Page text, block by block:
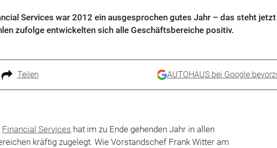
Services war 2012 ein ausgesprochen gutes Jahr – das steht
zufolge entwickelten sich alle Geschäftsbereiche positiv.
Teilen AUTOHAUS bei Google
Financial Services hat im zu Ende gehenden Jahr in allen
kräftig zugelegt. Wie Vorstandschef Frank Witter am